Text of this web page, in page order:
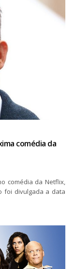
comédia da
comédia da Netflix,
foi divulgada a data